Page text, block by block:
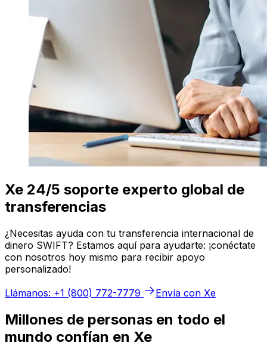
Xe 24/5 soporte experto global de
transferencias
¿Necesitas ayuda con tu transferencia internacional de
dinero SWIFT? Estamos aquí para ayudarte: ¡conéctate
con nosotros hoy mismo para recibir apoyo
personalizado!
Llámanos: +1 (800) 772-7779
Envía con Xe
Millones de personas en todo el
mundo confían en Xe